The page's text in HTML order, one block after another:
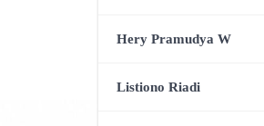
Hery Pramudya W
Listiono Riadi